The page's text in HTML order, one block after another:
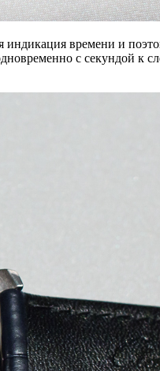
индикация времени и
с секундой